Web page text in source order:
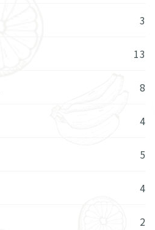
3
13
8
4
5
4
2